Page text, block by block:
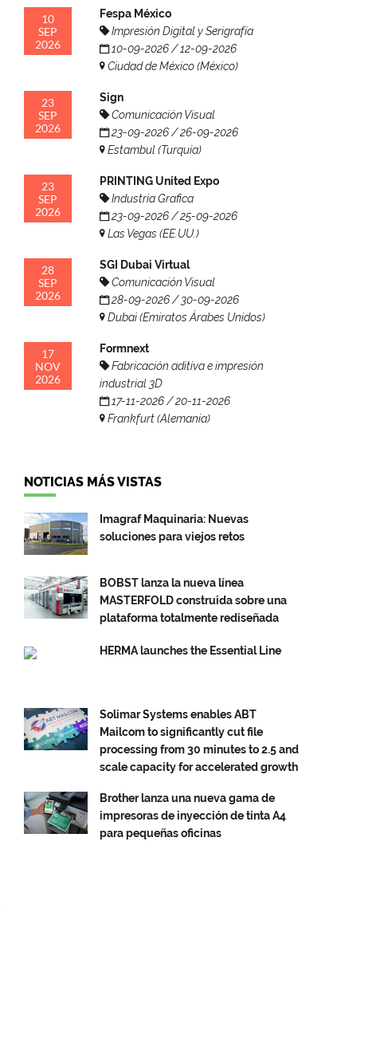
10
SEP
2026
Fespa México
Impresión Digital y Serigrafía
10-09-2026 / 12-09-2026
Ciudad de México (México)
23
SEP
2026
Sign
Comunicación Visual
23-09-2026 / 26-09-2026
Estambul (Turquía)
23
SEP
2026
PRINTING United Expo
Industria Grafica
23-09-2026 / 25-09-2026
Las Vegas (EE.UU.)
28
SEP
2026
SGI Dubai Virtual
Comunicación Visual
28-09-2026 / 30-09-2026
Dubai (Emiratos Árabes Unidos)
17
NOV
2026
Formnext
Fabricación aditiva e impresión
industrial 3D
17-11-2026 / 20-11-2026
Frankfurt (Alemania)
NOTICIAS MÁS VISTAS
Imagraf Maquinaria: Nuevas
soluciones para viejos retos
BOBST lanza la nueva línea
MASTERFOLD construida sobre una
plataforma totalmente rediseñada
HERMA launches the Essential Line
Solimar Systems enables ABT
Mailcom to significantly cut file
processing from 30 minutes to 2.5 and
scale capacity for accelerated growth
Brother lanza una nueva gama de
impresoras de inyección de tinta A4
para pequeñas oficinas